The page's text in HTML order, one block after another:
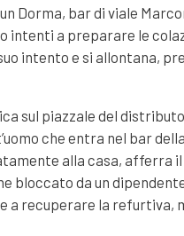
Dorma, bar di viale
intenti a preparare le
intento e si allontana,
sul piazzale del
che entra nel bar
alla casa, afferra
bloccato da un
a recuperare la refurtiva,